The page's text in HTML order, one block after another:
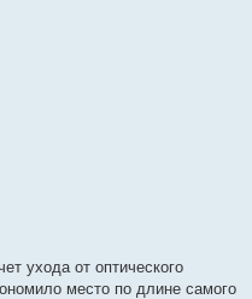
ухода от оптического
место по длине самого